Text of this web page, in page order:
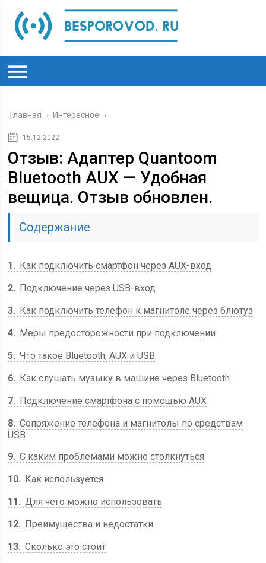
Главная › Интересное ›
15.12.2022
Отзыв: Адаптер Quantoom
Bluetooth AUX — Удобная
вещица. Отзыв обновлен.
Содержание
1
Как подключить смартфон через AUX-вход
2
Подключение через USB-вход
3
Как подключить телефон к магнитоле через блютуз
4
Меры предосторожности при подключении
5 Что такое Bluetooth, AUX и USB
6
Как слушать музыку в машине через Bluetooth
7
Подключение смартфона с помощью AUX
8 Сопряжение телефона и магнитолы по средствам
USB
9 С каким проблемами можно столкнуться
10
Как используется
11
Для чего можно использовать
12
Преимущества и недостатки
13 Сколько это стоит